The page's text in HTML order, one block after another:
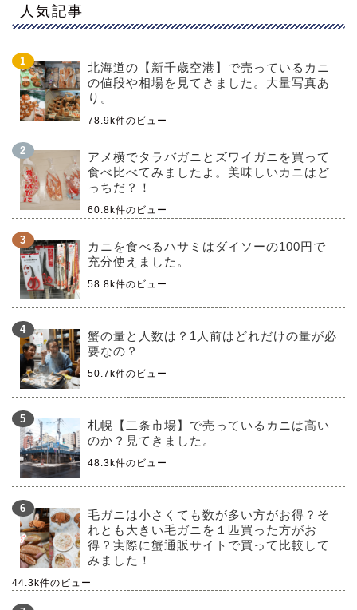
人気記事
北海道の【新千歳空港】で売っているカニ
の値段や相場を見てきました。大量写真あ
り。
78.9k件のビュー
アメ横でタラバガニとズワイガニを買って
食べ比べてみましたよ。美味しいカニはど
っちだ？！
60.8k件のビュー
カニを食べるハサミはダイソーの100円で
充分使えました。
58.8k件のビュー
蟹の量と人数は？1人前はどれだけの量が必
要なの？
50.7k件のビュー
札幌【二条市場】で売っているカニは高い
のか？見てきました。
48.3k件のビュー
毛ガニは小さくても数が多い方がお得？そ
れとも大きい毛ガニを１匹買った方がお
得？実際に蟹通販サイトで買って比較して
みました！
44.3k件のビュー